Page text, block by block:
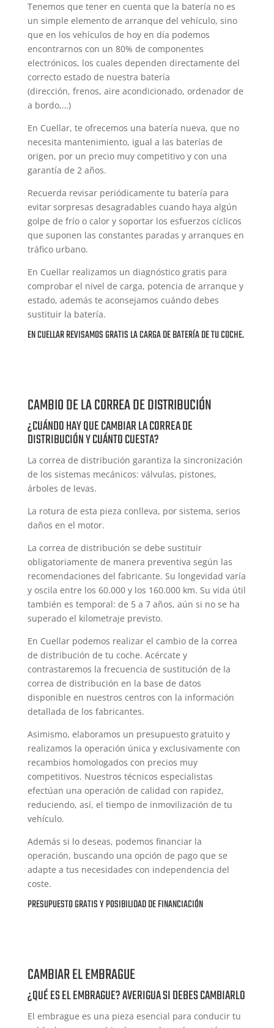
Tenemos que tener en cuenta que la batería no es
un simple elemento de arranque del vehículo, sino
que en los vehículos de hoy en día podemos
encontrarnos con un 80% de componentes
electrónicos, los cuales dependen directamente del
correcto estado de nuestra batería
(dirección, frenos, aire acondicionado, ordenador de
a bordo,…)
En Cuellar, te ofrecemos una batería nueva, que no
necesita mantenimiento, igual a las baterías de
origen, por un precio muy competitivo y con una
garantía de 2 años.
Recuerda revisar periódicamente tu batería para
evitar sorpresas desagradables cuando haya algún
golpe de frío o calor y soportar los esfuerzos cíclicos
que suponen las constantes paradas y arranques en
tráfico urbano.
En Cuellar realizamos un diagnóstico gratis para
comprobar el nivel de carga, potencia de arranque y
estado, además te aconsejamos cuándo debes
sustituir la batería.
EN CUELLAR REVISAMOS GRATIS LA CARGA DE BATERÍA DE TU COCHE.
CAMBIO DE LA CORREA DE DISTRIBUCIÓN
¿CUÁNDO HAY QUE CAMBIAR LA CORREA DE
DISTRIBUCIÓN Y CUÁNTO CUESTA?
La correa de distribución garantiza la sincronización
de los sistemas mecánicos: válvulas, pistones,
árboles de levas.
La rotura de esta pieza conlleva, por sistema, serios
daños en el motor.
La correa de distribución se debe sustituir
obligatoriamente de manera preventiva según las
recomendaciones del fabricante. Su longevidad varía
y oscila entre los 60.000 y los 160.000 km. Su vida útil
también es temporal: de 5 a 7 años, aún si no se ha
superado el kilometraje previsto.
En Cuellar podemos realizar el cambio de la correa
de distribución de tu coche. Acércate y
contrastaremos la frecuencia de sustitución de la
correa de distribución en la base de datos
disponible en nuestros centros con la información
detallada de los fabricantes.
Asimismo, elaboramos un presupuesto gratuito y
realizamos la operación única y exclusivamente con
recambios homologados con precios muy
competitivos. Nuestros técnicos especialistas
efectúan una operación de calidad con rapidez,
reduciendo, así, el tiempo de inmovilización de tu
vehículo.
Además si lo deseas, podemos financiar la
operación, buscando una opción de pago que se
adapte a tus necesidades con independencia del
coste.
PRESUPUESTO GRATIS Y POSIBILIDAD DE FINANCIACIÓN
CAMBIAR EL EMBRAGUE
¿QUÉ ES EL EMBRAGUE? AVERIGUA SI DEBES CAMBIARLO
El embrague es una pieza esencial para conducir tu